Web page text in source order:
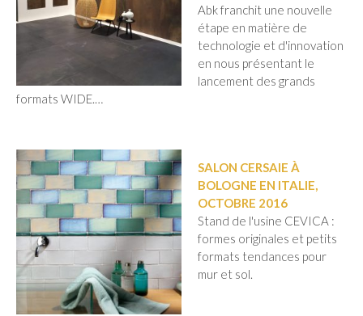
Abk franchit une nouvelle
étape en matière de
technologie et d'innovation
en nous présentant le
lancement des grands
formats WIDE.…
SALON CERSAIE À
BOLOGNE EN ITALIE,
OCTOBRE 2016
Stand de l'usine CEVICA :
formes originales et petits
formats tendances pour
mur et sol.